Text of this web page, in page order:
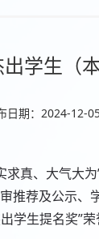
学生（
日期：2024-12-
真、大气大
推荐及公示
学生提名奖”荣